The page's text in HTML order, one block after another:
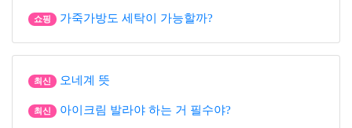
쇼핑 가죽가방도 세탁이 가능할까?
최신 오네계 뜻
최신 아이크림 발라야 하는 거 필수야?